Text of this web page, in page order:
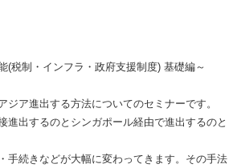
(税制・インフラ・政府支援制度) 基礎編～
ジア進出する方法についてのセミナーです。
進出するのとシンガポール経由で進出するのと
手続きなどが大幅に変わってきます。その手法